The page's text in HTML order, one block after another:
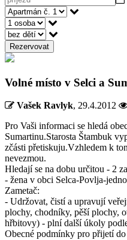
Rezervovat
Volné místo v Selci a
Vašek Ravlyk, 29.4.2012
Pro Vaši informaci se hledá
Sumartinu.Starosta Štambuk
zčásti přetiskuju.Vzhledem k
nevezmou.
Hledají se na dobu určitou - 2
- žena v obci Selca-Povlja-
Zametač:
- Udržovat, čistí a upravují
plochy, chodníky, pěší plochy,
hřbitovy) - plní další úkoly
Obecné podmínky pro přijetí